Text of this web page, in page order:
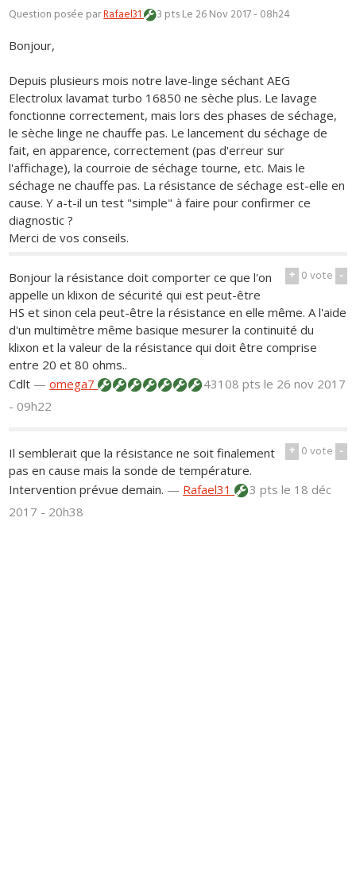
Question posée parRafael31 3 ptsLe 26 Nov 2017 - 08h24
Bonjour,
Depuis plusieurs mois notre lave-linge séchant AEG
Electrolux lavamat turbo 16850 ne sèche plus. Le lavage
fonctionne correctement, mais lors des phases de séchage,
le sèche linge ne chauffe pas. Le lancement du séchage de
fait, en apparence, correctement (pas d'erreur sur
l'affichage), la courroie de séchage tourne, etc. Mais le
séchage ne chauffe pas. La résistance de séchage est-elle en
cause. Y a-t-il un test "simple" à faire pour confirmer ce
diagnostic ?
Merci de vos conseils.
+ 0vote -
Bonjour la résistance doit comporter ce que l'on
appelle un klixon de sécurité qui est peut-être
HS et sinon cela peut-être la résistance en elle même. A l'aide
d'un multimètre même basique mesurer la continuité du
klixon et la valeur de la résistance qui doit être comprise
entre 20 et 80 ohms..
Cdlt —omega7 43108 ptsle 26 nov 2017
- 09h22
+ 0vote -
Il semblerait que la résistance ne soit finalement
pas en cause mais la sonde de température.
Intervention prévue demain. — Rafael31 3 ptsle 18 déc
2017 - 20h38